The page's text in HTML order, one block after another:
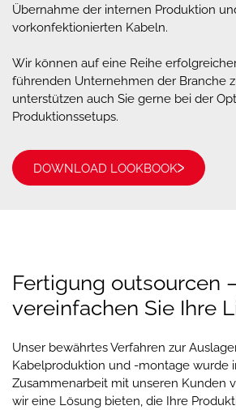
Übernahme der internen Produktion
vorkonfektionierten Kabeln.
Wir können auf eine Reihe
führenden Unternehmen der Branche
unterstützen auch Sie gerne bei der
Produktionssetups.
DOWNLOAD LOOKBOOK
Fertigung outsourcen
vereinfachen Sie Ihre
Unser bewährtes Verfahren zur
Kabelproduktion und -montage wurde
Zusammenarbeit mit unseren Kunden
wir eine Lösung bieten, die Ihre